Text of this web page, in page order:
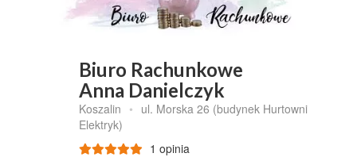
Biuro Rachunkowe
Anna Danielczyk
Koszalin • ul. Morska 26 (budynek Hurtowni
Elektryk)
1 opinia